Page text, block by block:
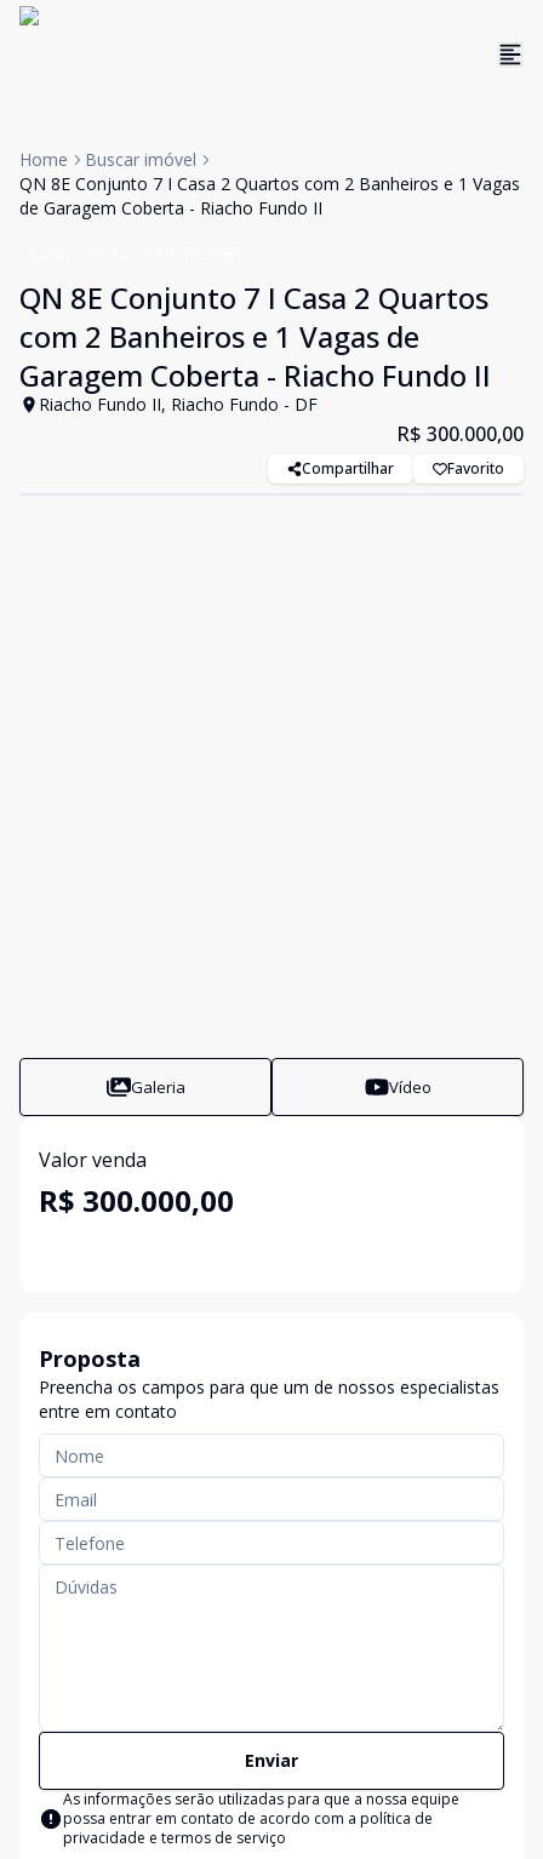
Home
Buscar imóvel
QN 8E Conjunto 7 I Casa 2 Quartos com 2 Banheiros e 1 Vagas
de Garagem Coberta - Riacho Fundo II
QN 8E Conjunto 7 I Casa 2 Quartos
com 2 Banheiros e 1 Vagas de
Garagem Coberta - Riacho Fundo II
Riacho Fundo II, Riacho Fundo - DF
R$ 300.000,00
Compartilhar Favorito
Galeria Vídeo
Valor venda
R$ 300.000,00
Proposta
Preencha os campos para que um de nossos especialistas
entre em contato
Enviar
As informações serão utilizadas para que a nossa equipe
possa entrar em contato de acordo com a política de
privacidade e termos de serviço